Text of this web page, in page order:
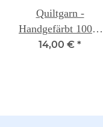
Quiltgarn -
Handgefärbt 100%
Baumwolle - Hot Rod
14,00 € *